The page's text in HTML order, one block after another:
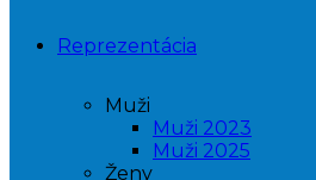
Reprezentácia
Muži
Muži 2023
Muži 2025
Ženy